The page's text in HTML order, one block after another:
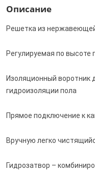
Описание
Решетка из
Регулируемая по высоте
Изоляционный воротник
гидроизоляции пола
Прямое подключение к
Вручную легко
Гидрозатвор –